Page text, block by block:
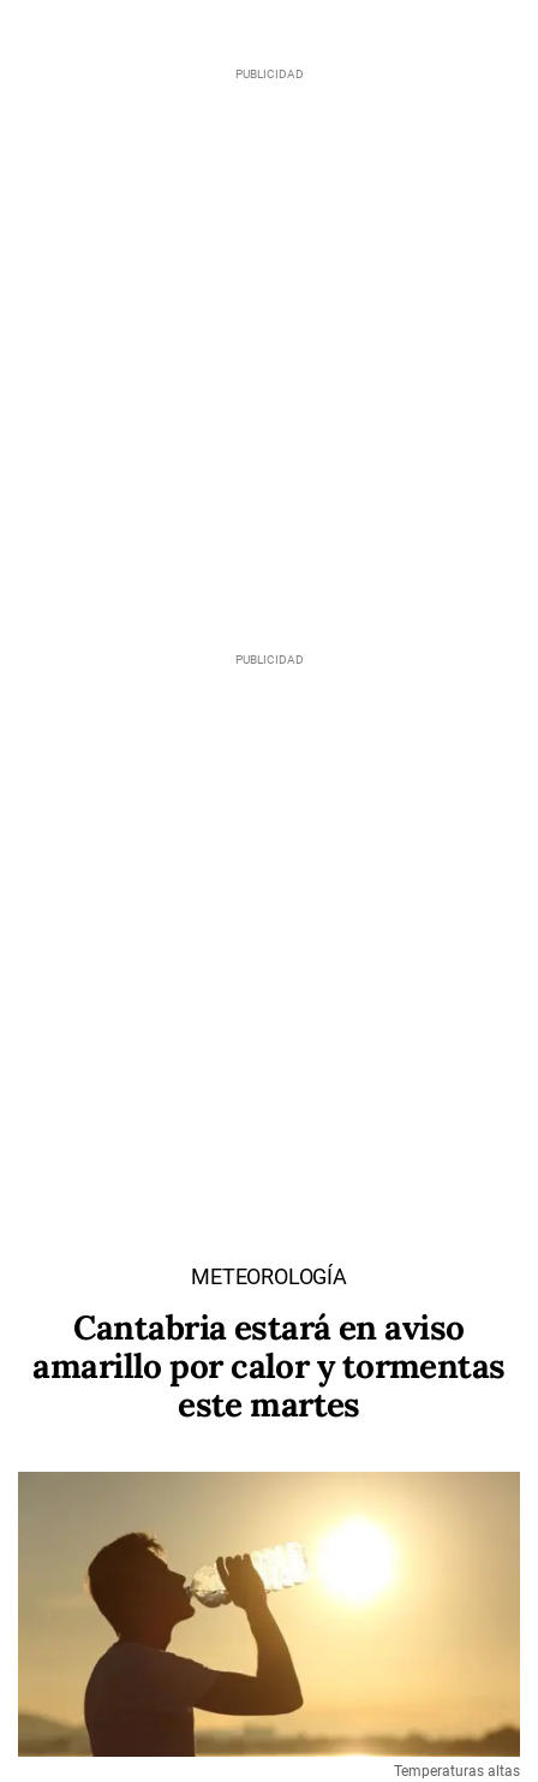
METEOROLOGÍA
Cantabria estará en aviso
amarillo por calor y tormentas
este martes
Temperaturas altas